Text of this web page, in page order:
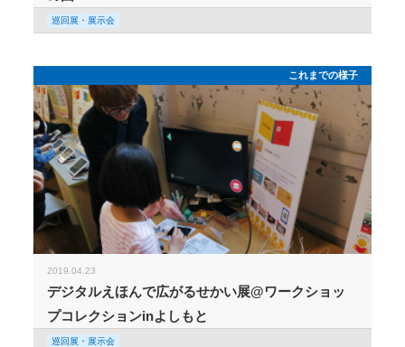
巡回展・展示会
これまでの様子
2019.04.23
デジタルえほんで広がるせかい展@ワークショッ
プコレクションinよしもと
巡回展・展示会